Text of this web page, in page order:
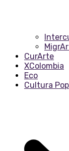
CurArte
XColombia
Eco
Cultura Pop